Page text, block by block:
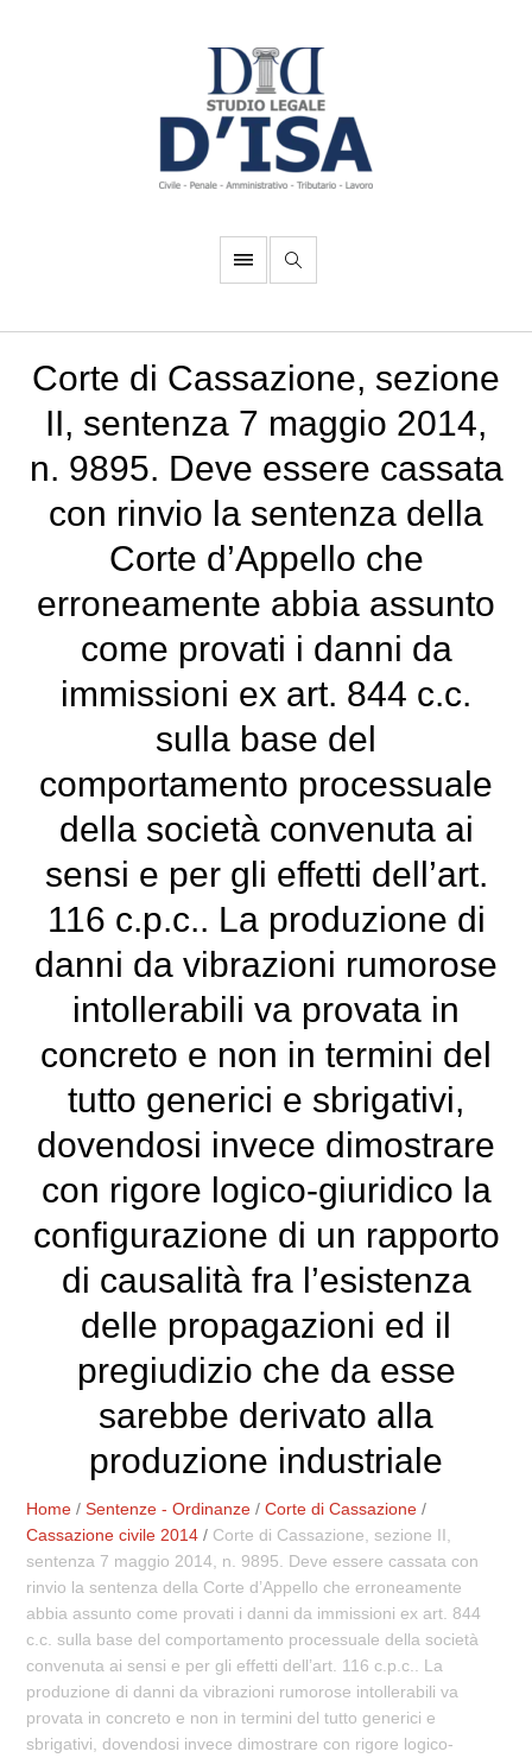
Corte di Cassazione, sezione
II, sentenza 7 maggio 2014,
n. 9895. Deve essere cassata
con rinvio la sentenza della
Corte d’Appello che
erroneamente abbia assunto
come provati i danni da
immissioni ex art. 844 c.c.
sulla base del
comportamento processuale
della società convenuta ai
sensi e per gli effetti dell’art.
116 c.p.c.. La produzione di
danni da vibrazioni rumorose
intollerabili va provata in
concreto e non in termini del
tutto generici e sbrigativi,
dovendosi invece dimostrare
con rigore logico-giuridico la
configurazione di un rapporto
di causalità fra l’esistenza
delle propagazioni ed il
pregiudizio che da esse
sarebbe derivato alla
produzione industriale
Home /Sentenze - Ordinanze /Corte di Cassazione /
Cassazione civile 2014 / Corte di Cassazione, sezione II,
sentenza 7 maggio 2014, n. 9895. Deve essere cassata con
rinvio la sentenza della Corte d’Appello che erroneamente
abbia assunto come provati i danni da immissioni ex art. 844
c.c. sulla base del comportamento processuale della società
convenuta ai sensi e per gli effetti dell’art. 116 c.p.c.. La
produzione di danni da vibrazioni rumorose intollerabili va
provata in concreto e non in termini del tutto generici e
sbrigativi, dovendosi invece dimostrare con rigore logico-